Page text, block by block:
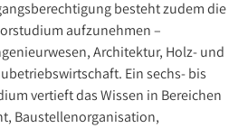
besteht zudem die
aufzunehmen –
Architektur, Holz- und
Ein sechs- bis
vertieft das Wissen in Bereichen
Baustellenorganisation,